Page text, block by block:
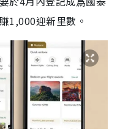
1,000迎新里數。